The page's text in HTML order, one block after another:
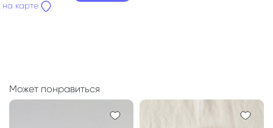
ЯБЛОКО
на карте
Может понравиться